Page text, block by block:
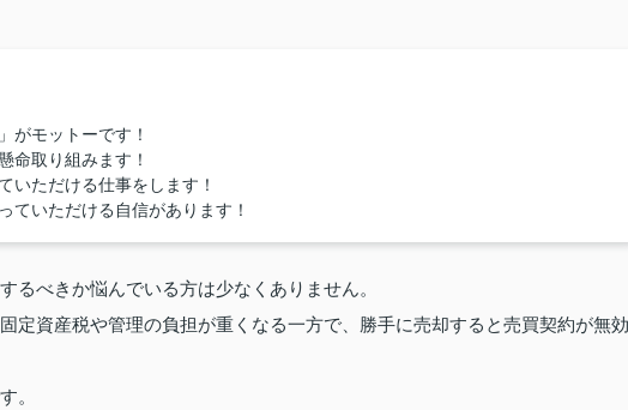
がモットーです！
命取り組みます！
いただける仕事をします！
ていただける自信があります！
るべきか悩んでいる方は少なくありません。
定資産税や管理の負担が重くなる一方で、勝手に売却すると売買契約が無効
。